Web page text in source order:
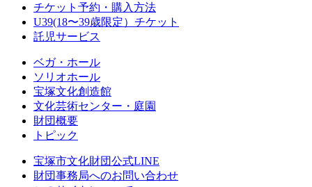
チケット予約・購入方法
U39(18〜39歳限定）チケット
託児サービス
ベガ・ホール
ソリオホール
宝塚文化創造館
文化芸術センター・庭園
財団概要
トピック
宝塚市文化財団公式LINE
財団事務局へのお問い合わせ